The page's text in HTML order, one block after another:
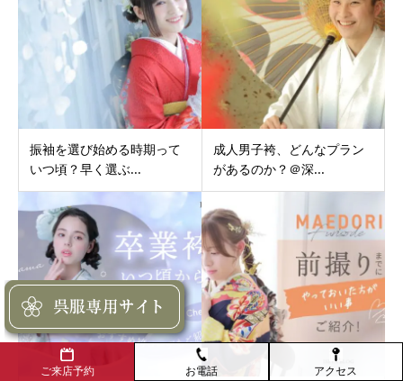
振袖を選び始める時期って
いつ頃？早く選ぶ...
成人男子袴、どんなプラン
があるのか？＠深...
ご来店予約 お電話 アクセス